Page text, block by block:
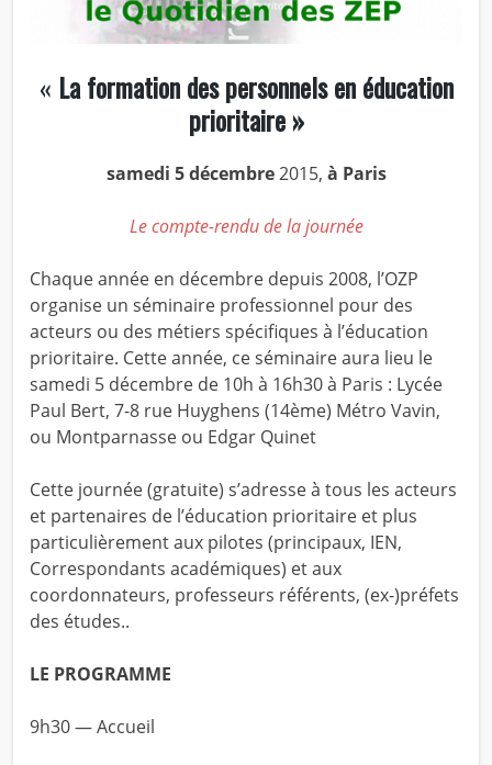
« La formation des personnels en éducation
prioritaire »
samedi 5 décembre2015, à Paris
Le compte-rendu de la journée
Chaque année en décembre depuis 2008, l’OZP
organise un séminaire professionnel pour des
acteurs ou des métiers spécifiques à l’éducation
prioritaire. Cette année, ce séminaire aura lieu le
samedi 5 décembre de 10h à 16h30 à Paris : Lycée
Paul Bert, 7-8 rue Huyghens (14ème) Métro Vavin,
ou Montparnasse ou Edgar Quinet
Cette journée (gratuite) s’adresse à tous les acteurs
et partenaires de l’éducation prioritaire et plus
particulièrement aux pilotes (principaux, IEN,
Correspondants académiques) et aux
coordonnateurs, professeurs référents, (ex-)préfets
des études..
LE PROGRAMME
9h30 — Accueil